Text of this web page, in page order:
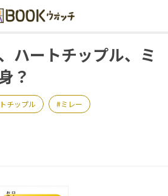
ハートチップル、ミ
？
チップル ミレー